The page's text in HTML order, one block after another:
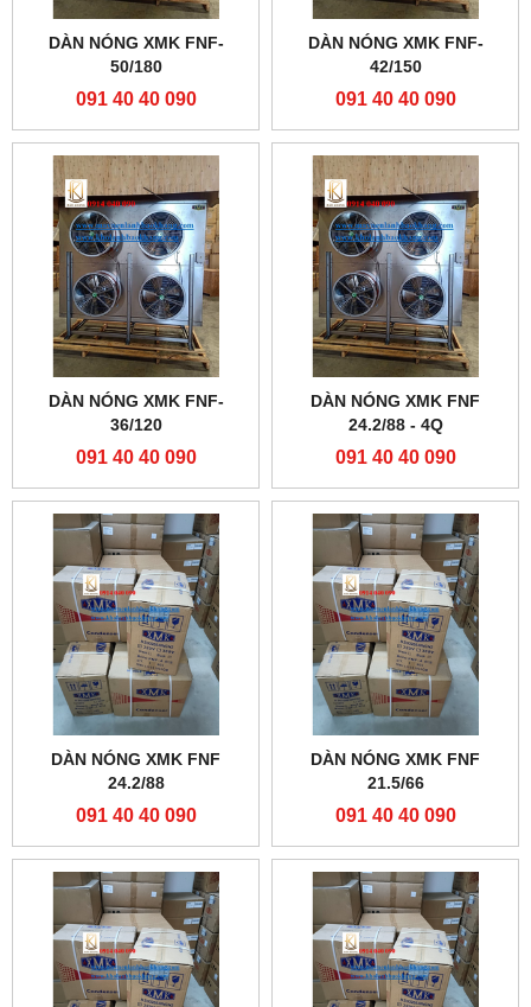
DÀN NÓNG XMK FNF-
50/180
091 40 40 090
DÀN NÓNG XMK FNF-
42/150
091 40 40 090
DÀN NÓNG XMK FNF-
36/120
091 40 40 090
DÀN NÓNG XMK FNF
24.2/88 - 4Q
091 40 40 090
DÀN NÓNG XMK FNF
24.2/88
091 40 40 090
DÀN NÓNG XMK FNF
21.5/66
091 40 40 090